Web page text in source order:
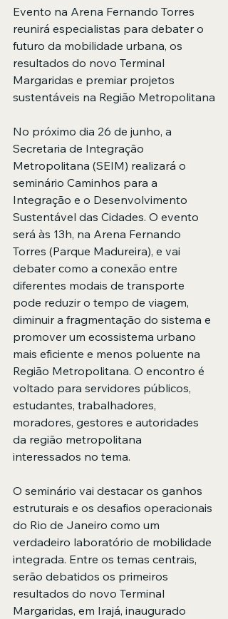
Evento na Arena Fernando Torres
reunirá especialistas para debater o
futuro da mobilidade urbana, os
resultados do novo Terminal
Margaridas e premiar projetos
sustentáveis na Região Metropolitana
No próximo dia 26 de junho, a
Secretaria de Integração
Metropolitana (SEIM) realizará o
seminário Caminhos para a
Integração e o Desenvolvimento
Sustentável das Cidades. O evento
será às 13h, na Arena Fernando
Torres (Parque Madureira), e vai
debater como a conexão entre
diferentes modais de transporte
pode reduzir o tempo de viagem,
diminuir a fragmentação do sistema e
promover um ecossistema urbano
mais eficiente e menos poluente na
Região Metropolitana. O encontro é
voltado para servidores públicos,
estudantes, trabalhadores,
moradores, gestores e autoridades
da região metropolitana
interessados no tema.
O seminário vai destacar os ganhos
estruturais e os desafios operacionais
do Rio de Janeiro como um
verdadeiro laboratório de mobilidade
integrada. Entre os temas centrais,
serão debatidos os primeiros
resultados do novo Terminal
Margaridas, em Irajá, inaugurado